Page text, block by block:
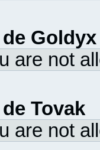
de
are not
de
are not